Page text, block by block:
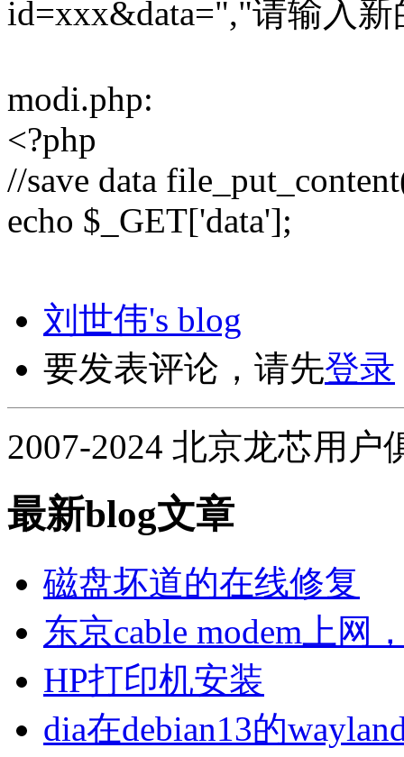
id=xxx&data=","请输入
modi.php:
<?php
//save data
echo $_GET['data'];
刘世伟's blog
要发表评论，请先登录
2007-2024 北京龙芯用户
最新blog文章
磁盘坏道的在线修复
东京cable modem上网
HP打印机安装
dia在debian13的